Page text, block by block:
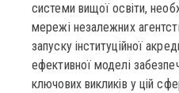
системи вищої освіти,
мережі незалежних
запуску інституційної
ефективної моделі
ключових викликів у цій